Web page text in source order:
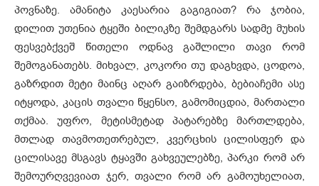
პოვნაზე. ამანიტა კაესარია გაგიგიათ? რა ჯობია,
დილით უთენია ტყეში ბილიკზე შემდგარს სადმე მუხის
ფესვებქვეშ წითელი ოდნავ გაშლილი თავი რომ
შემოგანათებს. მიხვალ, კოკორი თუ დაგხვდა, ცოდოა,
გაზრდით მეტი მაინც აღარ გაიზრდება, ბებიაჩემი ასე
იტყოდა, კაცის თვალი წყენსო, გამომიცდია, მართალი
თქმაა. უფრო, მეტისმეტად პატარებზე მართლდება,
მთლად თავმოთეთრებულ, კვერცხის ცილისფერ და
ცილისავე მსგავს ტყავში გახვეულებზე, პარკი რომ არ
შემოურღვევიათ ჯერ, თვალი რომ არ გამოუხელიათ,